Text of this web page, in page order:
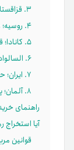
۳. قزاقستان؛ بهشت ماینرهای مهاجر
۴. روسیه؛ غول خاموش ماینینگ
۵. کانادا؛ قطب ماینینگ سبز
۶. السالوادور؛ کشور پیشگام در ماینینگ بیت کوین
۷. ایران؛ حضور قدرتمند در ماینینگ با محدودیت‌های دولتی
۸. آلمان؛ پیشرو در ماینینگ با انرژی تجدیدپذیر
راهنمای
آیا استخراج
قوانین